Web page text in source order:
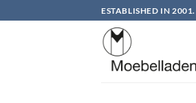
Inhalt
ESTABLISHED IN